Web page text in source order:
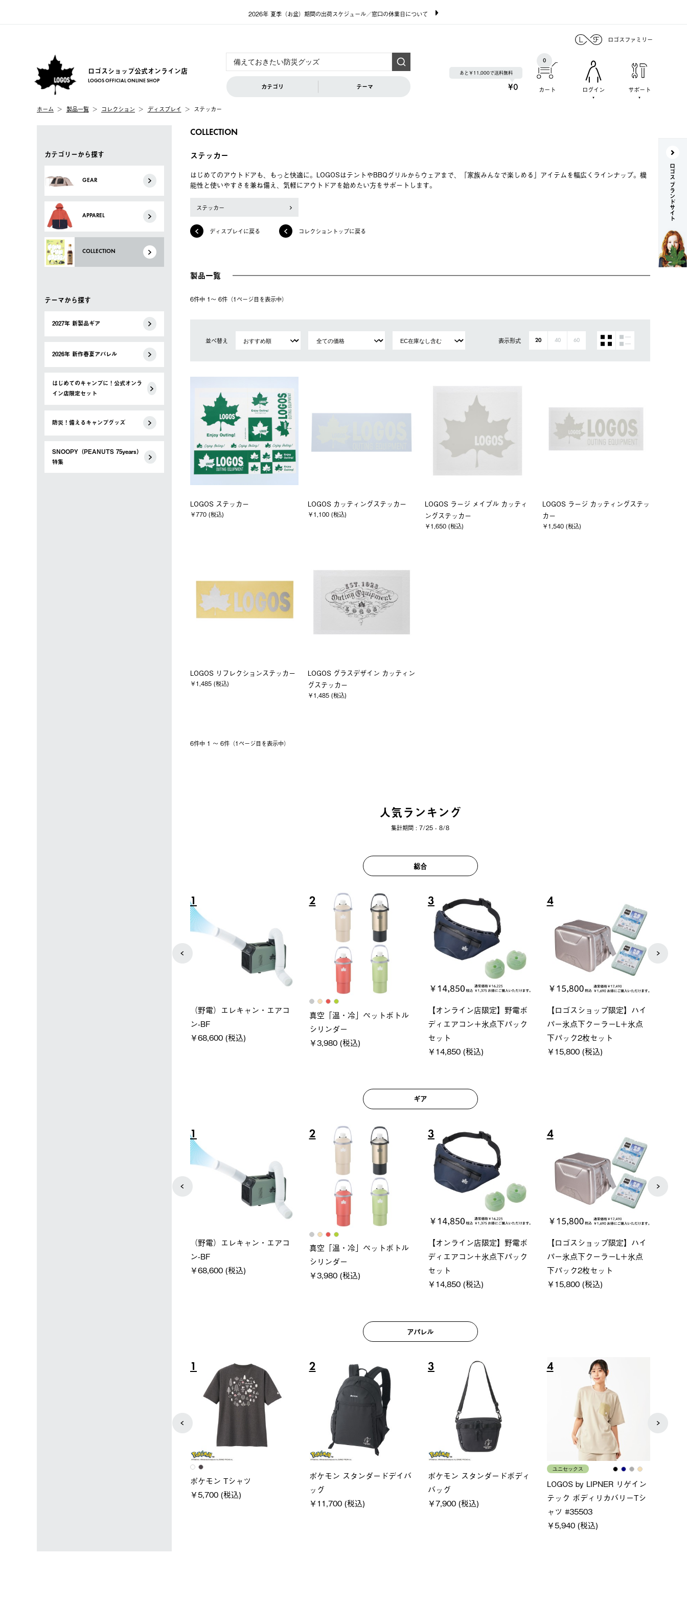
2026年 夏季（お盆）期間の出荷スケジュール／窓口の休業日について
ロゴスファミリー
ロゴスショップ公式オンライン店
LOGOS OFFICIAL ONLINE SHOP
カテゴリ テーマ
あと￥11,000で送料無料
¥0 カート
0
ログイン サポート
ホーム 製品一覧 コレクション ディスプレイ ステッカー
カテゴリーから探す
GEAR
APPAREL
COLLECTION
テーマから探す
2027年 新製品ギア
2026年 新作春夏アパレル
はじめてのキャンプに！公式オンラ
イン店限定セット
防災！備えるキャンプグッズ
SNOOPY（PEANUTS 75years）
特集
COLLECTION
ステッカー
はじめてのアウトドアも、もっと快適に。LOGOSはテントやBBQグリルからウェアまで、「家族みんなで楽しめる」アイテムを幅広くラインナップ。機
能性と使いやすさを兼ね備え、気軽にアウトドアを始めたい方をサポートします。
ステッカー
ディスプレイに戻る コレクショントップに戻る
製品一覧
6件中 1〜 6件（1ページ⽬を表⽰中）
並べ替え 表示形式 20 40 60
LOGOS ステッカー
￥770 (税込)
LOGOS カッティングステッカー
￥1,100 (税込)
LOGOS ラージ メイプル カッティ
ングステッカー
￥1,650 (税込)
LOGOS ラージ カッティングステッ
カー
￥1,540 (税込)
LOGOS リフレクションステッカー
￥1,485 (税込)
LOGOS グラスデザイン カッティン
グステッカー
￥1,485 (税込)
6件中 1 〜 6件（1ページ⽬を表⽰中）
人気ランキング
集計期間 : 7/25 - 8/8
総合
1
（野電）エレキャン・エアコ
ン-BF
￥68,600 (税込)
2
真空「温・冷」ペットボトル
シリンダー
￥3,980 (税込)
3
【オンライン店限定】野電ボ
ディエアコン＋氷点下パック
セット
￥14,850 (税込)
4
【ロゴスショップ限定】ハイ
パー氷点下クーラーL＋氷点
下パック2枚セット
￥15,800 (税込)
ギア
1
（野電）エレキャン・エアコ
ン-BF
￥68,600 (税込)
2
真空「温・冷」ペットボトル
シリンダー
￥3,980 (税込)
3
【オンライン店限定】野電ボ
ディエアコン＋氷点下パック
セット
￥14,850 (税込)
4
【ロゴスショップ限定】ハイ
パー氷点下クーラーL＋氷点
下パック2枚セット
￥15,800 (税込)
アパレル
1
ポケモン Tシャツ
￥5,700 (税込)
2
ポケモン スタンダードデイバ
ッグ
￥11,700 (税込)
3
ポケモン スタンダードボディ
バッグ
￥7,900 (税込)
4
ユニセックス
LOGOS by LIPNER リゲイン
テック ボディリカバリーTシ
ャツ #35503
￥5,940 (税込)
ロゴス ブランドサイト